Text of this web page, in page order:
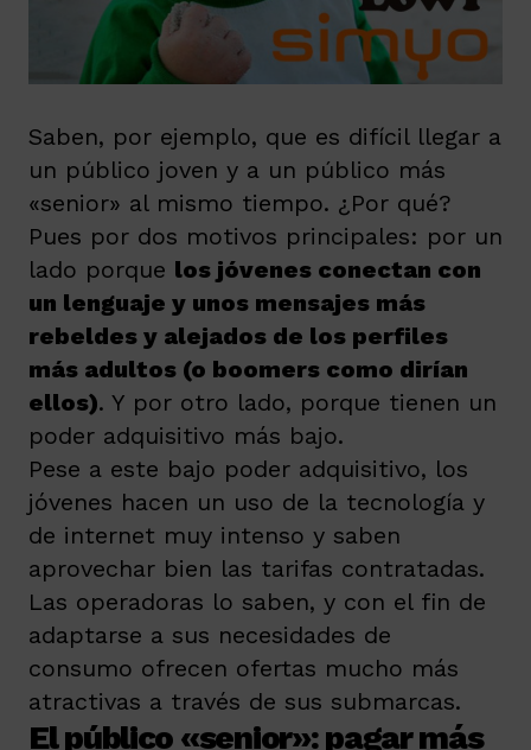
Saben, por ejemplo, que es difícil llegar a
un público joven y a un público más
«senior» al mismo tiempo. ¿Por qué?
Pues por dos motivos principales: por un
lado porque los jóvenes conectan con
un lenguaje y unos mensajes más
rebeldes y alejados de los perfiles
más adultos (o boomers como dirían
ellos). Y por otro lado, porque tienen un
poder adquisitivo más bajo.
Pese a este bajo poder adquisitivo, los
jóvenes hacen un uso de la tecnología y
de internet muy intenso y saben
aprovechar bien las tarifas contratadas.
Las operadoras lo saben, y con el fin de
adaptarse a sus necesidades de
consumo ofrecen ofertas mucho más
atractivas a través de sus submarcas.
El público «senior»: pagar más